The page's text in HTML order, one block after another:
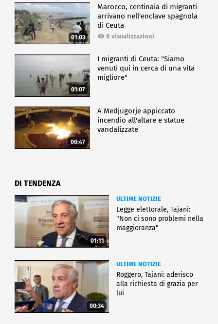
01:03
Marocco, centinaia di migranti
arrivano nell'enclave spagnola
di Ceuta
8 visualizzazioni
01:07
I migranti di Ceuta: "Siamo
venuti qui in cerca di una vita
migliore"
00:47
A Medjugorje appiccato
incendio all'altare e statue
vandalizzate
DI TENDENZA
01:11
ULTIME NOTIZIE
Legge elettorale, Tajani:
"Non ci sono problemi nella
maggioranza"
00:34
ULTIME NOTIZIE
Roggero, Tajani: aderisco
alla richiesta di grazia per
lui